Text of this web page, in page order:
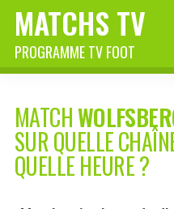
MATCHS TV
PROGRAMME TV FOOT
MATCH
SUR QUELLE
QUELLE HEURE ?